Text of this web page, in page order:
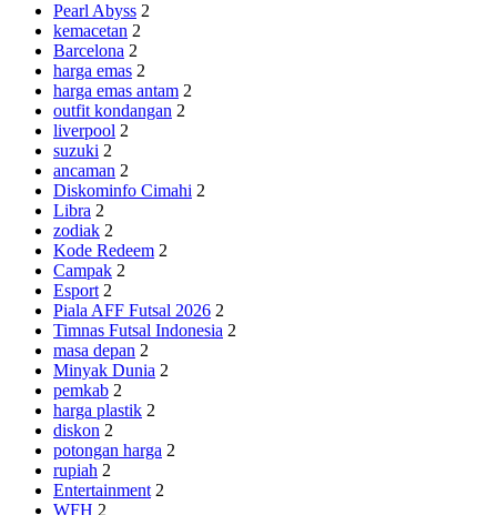
Pearl Abyss 2
kemacetan 2
Barcelona 2
harga emas 2
harga emas antam 2
outfit kondangan 2
liverpool 2
suzuki 2
ancaman 2
Diskominfo Cimahi 2
Libra 2
zodiak 2
Kode Redeem 2
Campak 2
Esport 2
Piala AFF Futsal 2026 2
Timnas Futsal Indonesia 2
masa depan 2
Minyak Dunia 2
pemkab 2
harga plastik 2
diskon 2
potongan harga 2
rupiah 2
Entertainment 2
WFH 2